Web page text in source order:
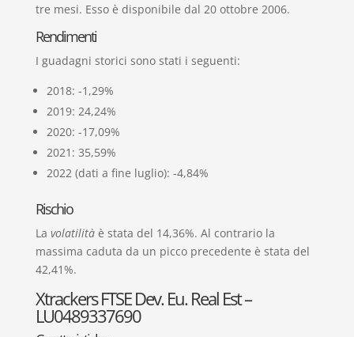
tre mesi. Esso è disponibile dal 20 ottobre 2006.
Rendimenti
I guadagni storici sono stati i seguenti:
2018: -1,29%
2019: 24,24%
2020: -17,09%
2021: 35,59%
2022 (dati a fine luglio): -4,84%
Rischio
La volatilitàè stata del 14,36%. Al contrario la
massima caduta da un picco precedente è stata del
42,41%.
Xtrackers FTSE Dev. Eu. Real Est –
LU0489337690